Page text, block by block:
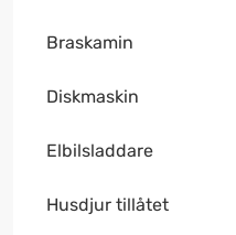
Braskamin
Diskmaskin
Elbilsladdare
Husdjur tillåtet